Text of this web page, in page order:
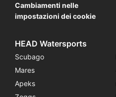
Cambiamenti nelle
impostazioni dei cookie
HEAD Watersports
Scubago
Mares
Apeks